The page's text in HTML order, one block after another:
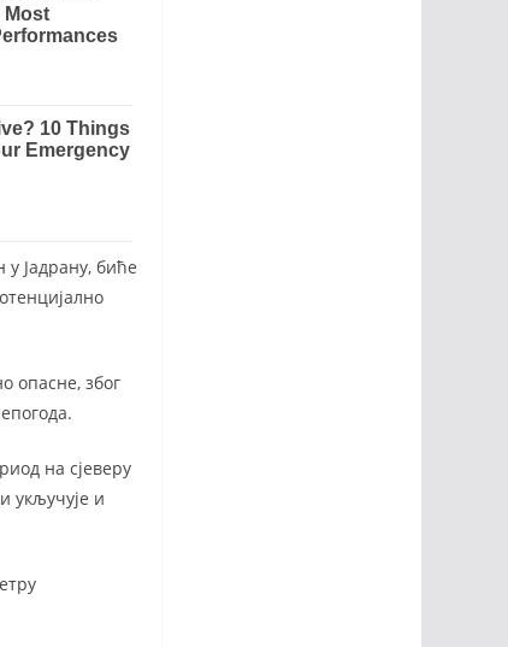
Јадрану, биће
опасне, због
на сјеверу
укључује и